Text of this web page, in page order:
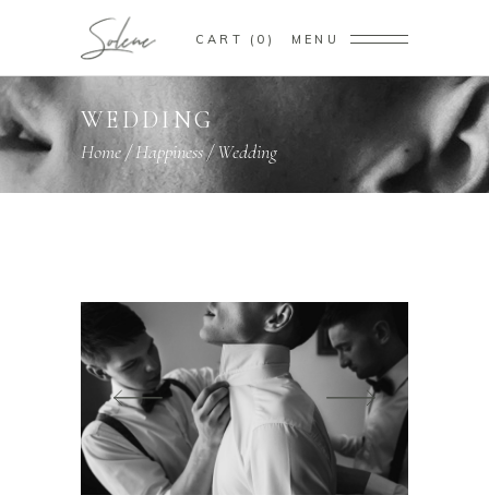
CART 0 MENU
WEDDING
Home/Happiness/Wedding